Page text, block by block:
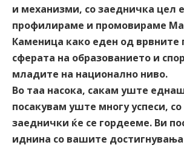
и механизми, со заедничка цел
профилираме и промовираме
Каменица како еден од врвните
сферата на образованието и
младите на национално ниво.
Во таа насока, сакам уште
посакувам уште многу успеси,
заеднички ќе се гордееме. Ви
иднина со вашите